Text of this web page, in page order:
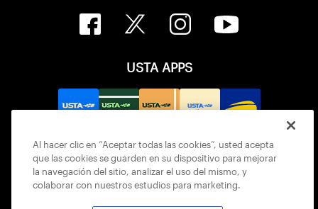
USTA APPS
Al hacer clic en “Aceptar todas las cookies”, usted acepta
que las cookies se guarden en su dispositivo para mejorar
la navegación del sitio, analizar el uso del mismo, y
colaborar con nuestros estudios para marketing.